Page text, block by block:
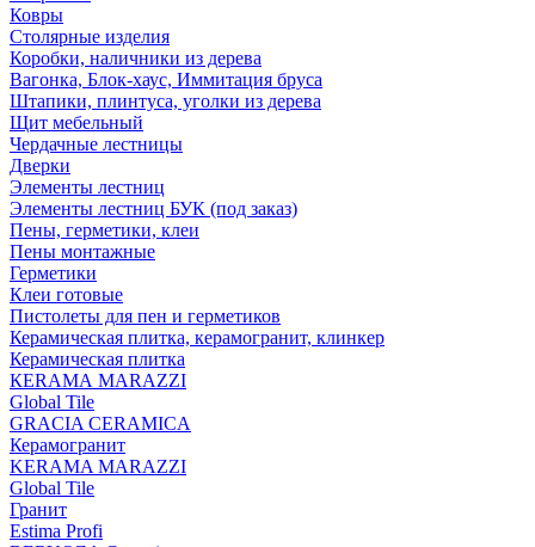
Ковры
Столярные изделия
Коробки, наличники из дерева
Вагонка, Блок-хаус, Иммитация бруса
Штапики, плинтуса, уголки из дерева
Щит мебельный
Чердачные лестницы
Дверки
Элементы лестниц
Элементы лестниц БУК (под заказ)
Пены, герметики, клеи
Пены монтажные
Герметики
Клеи готовые
Пистолеты для пен и герметиков
Керамическая плитка, керамогранит, клинкер
Керамическая плитка
КЕRАМА MARAZZI
Global Tile
GRACIA CERAMICA
Керамогранит
KERAMA MARAZZI
Global Tile
Гранит
Estima Profi